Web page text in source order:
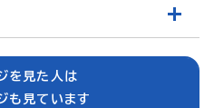
を見た人は
も見ています